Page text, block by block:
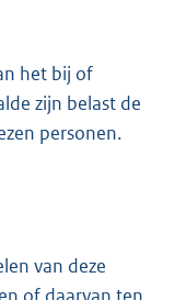
het bij of
zijn belast de
personen.
van deze